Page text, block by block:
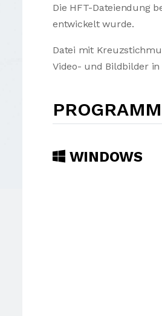
Die HFT-Dateiendung
entwickelt wurde.
Datei mit
Video- und Bildbilder
WINDOWS